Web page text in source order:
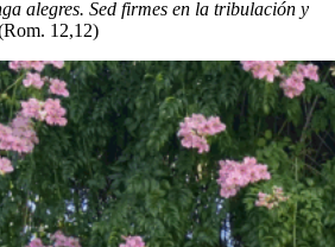
alegres. Sed firmes en la tribulación y
12,12)